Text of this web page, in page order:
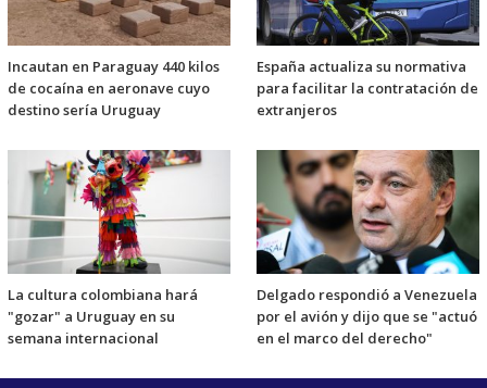
Incautan en Paraguay 440 kilos
de cocaína en aeronave cuyo
destino sería Uruguay
España actualiza su normativa
para facilitar la contratación de
extranjeros
La cultura colombiana hará
"gozar" a Uruguay en su
semana internacional
Delgado respondió a Venezuela
por el avión y dijo que se "actuó
en el marco del derecho"